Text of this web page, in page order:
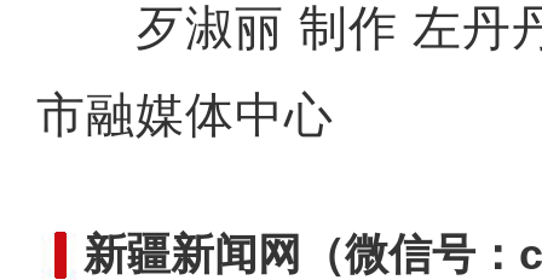
歹淑丽 制作 左丹
市融媒体中心
新疆新闻网 （微信号